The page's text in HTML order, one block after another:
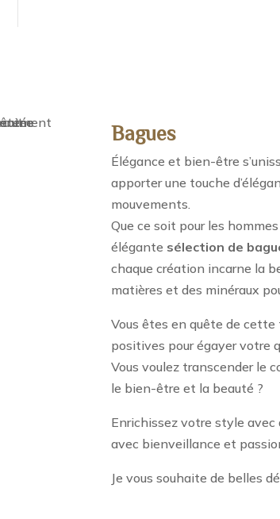
Bagues
Élégance et bien-être
apporter une touche
mouvements.
Que ce soit pour les
élégante sélection de
chaque création incarne la
matières et des minéraux
Vous êtes en quête de
positives pour égayer votre
Vous voulez transcender le
le bien-être et la beauté ?
Enrichissez votre style avec
avec bienveillance et
Je vous souhaite de belles